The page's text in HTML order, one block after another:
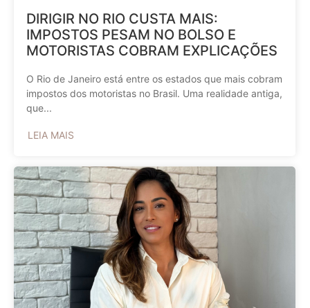
DIRIGIR NO RIO CUSTA MAIS:
IMPOSTOS PESAM NO BOLSO E
MOTORISTAS COBRAM EXPLICAÇÕES
O Rio de Janeiro está entre os estados que mais cobram
impostos dos motoristas no Brasil. Uma realidade antiga,
que...
LEIA MAIS